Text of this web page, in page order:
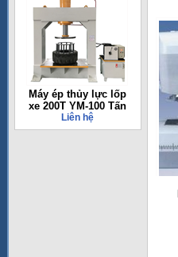
Máy ép thủy lực lốp
xe 200T YM-100 Tấn
Liên hệ